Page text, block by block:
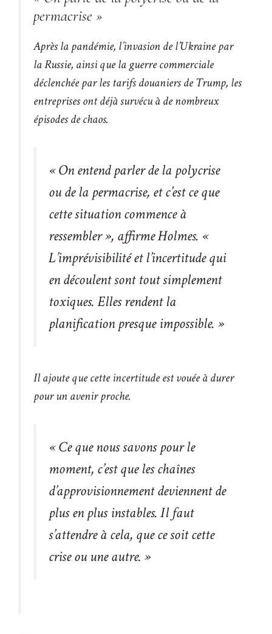
permacrise »
Après la pandémie, l’invasion de l’Ukraine par
la Russie, ainsi que la guerre commerciale
déclenchée par les tarifs douaniers de Trump, les
entreprises ont déjà survécu à de nombreux
épisodes de chaos.
« On entend parler de la polycrise
ou de la permacrise, et c’est ce que
cette situation commence à
ressembler », affirme Holmes. «
L’imprévisibilité et l’incertitude qui
en découlent sont tout simplement
toxiques. Elles rendent la
planification presque impossible. »
Il ajoute que cette incertitude est vouée à durer
pour un avenir proche.
« Ce que nous savons pour le
moment, c’est que les chaînes
d’approvisionnement deviennent de
plus en plus instables. Il faut
s’attendre à cela, que ce soit cette
crise ou une autre. »